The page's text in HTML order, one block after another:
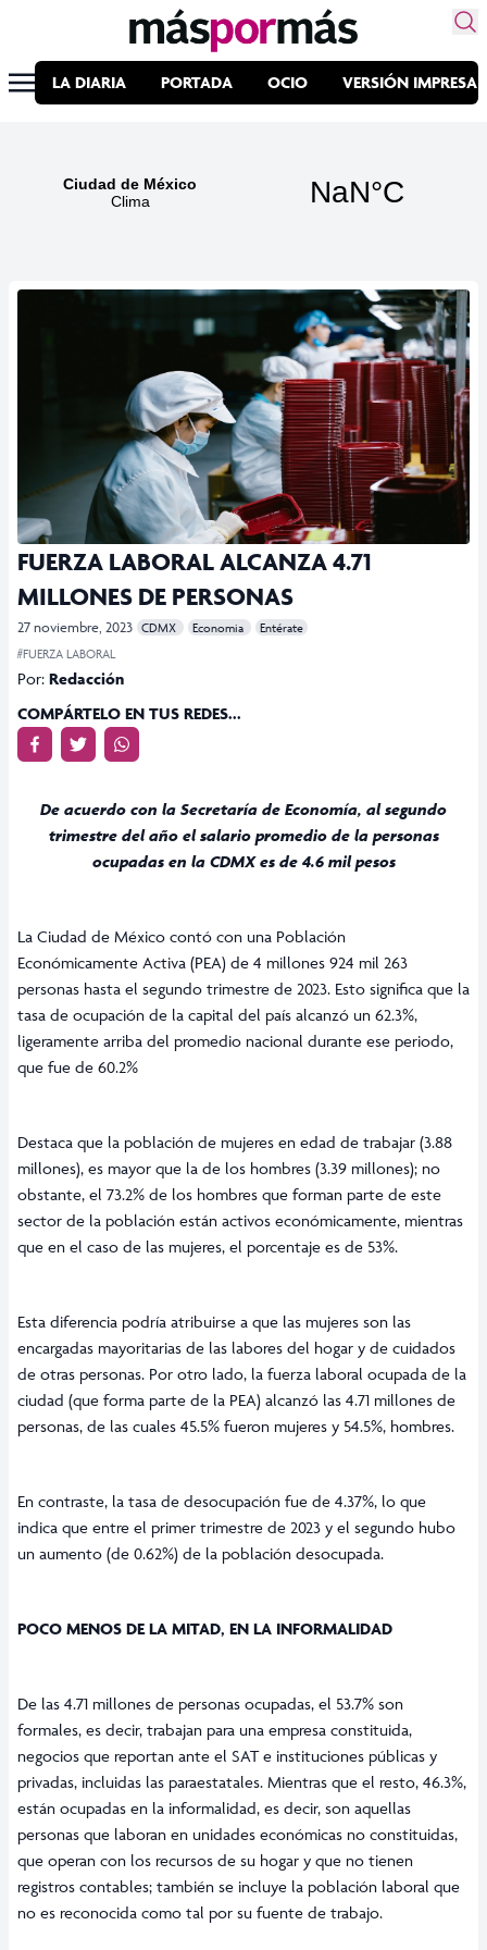
LA DIARIA PORTADA OCIO VERSIÓN IMPRESA
FUERZA LABORAL ALCANZA 4.71
MILLONES DE PERSONAS
27 noviembre, 2023 CDMX Economia
Entérate
#FUERZA LABORAL
Por: Redacción
COMPÁRTELO EN TUS REDES...
De acuerdo con la Secretaría de Economía, al segundo
trimestre del año el salario promedio de la personas
ocupadas en la CDMX es de 4.6 mil pesos
La Ciudad de México contó con una Población
Económicamente Activa (PEA) de 4 millones 924 mil 263
personas hasta el segundo trimestre de 2023. Esto significa que la
tasa de ocupación de la capital del país alcanzó un 62.3%,
ligeramente arriba del promedio nacional durante ese periodo,
que fue de 60.2%
Destaca que la población de mujeres en edad de trabajar (3.88
millones), es mayor que la de los hombres (3.39 millones); no
obstante, el 73.2% de los hombres que forman parte de este
sector de la población están activos económicamente, mientras
que en el caso de las mujeres, el porcentaje es de 53%.
Esta diferencia podría atribuirse a que las mujeres son las
encargadas mayoritarias de las labores del hogar y de cuidados
de otras personas. Por otro lado, la fuerza laboral ocupada de la
ciudad (que forma parte de la PEA) alcanzó las 4.71 millones de
personas, de las cuales 45.5% fueron mujeres y 54.5%, hombres.
En contraste, la tasa de desocupación fue de 4.37%, lo que
indica que entre el primer trimestre de 2023 y el segundo hubo
un aumento (de 0.62%) de la población desocupada.
POCO MENOS DE LA MITAD, EN LA INFORMALIDAD
De las 4.71 millones de personas ocupadas, el 53.7% son
formales, es decir, trabajan para una empresa constituida,
negocios que reportan ante el SAT e instituciones públicas y
privadas, incluidas las paraestatales. Mientras que el resto, 46.3%,
están ocupadas en la informalidad, es decir, son aquellas
personas que laboran en unidades económicas no constituidas,
que operan con los recursos de su hogar y que no tienen
registros contables; también se incluye la población laboral que
no es reconocida como tal por su fuente de trabajo.